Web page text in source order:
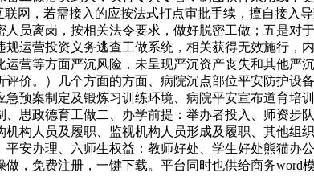
网，若需接入的应按法式打点审批手续，擅自接入
员离岗，按相关法令要求，做好脱密工做；五是对
运营投资义务逃查工做系统，相关获得无效施行，
营等方面严沉风险，未呈现严沉资产丧失和其他严
价。）几个方面的方面、病院沉点部位平安防护设
预案制定及锻炼习训练环境、病院平安宣布道育培
思政德育工做二、办学前提：举办者投入、师资
构人员及履职、监视机构人员形成及履职、其他组
安办理、六师生权益：教师好处、学生好处熊猫办
，免费注册，一键下载。平台同时也供给商务word